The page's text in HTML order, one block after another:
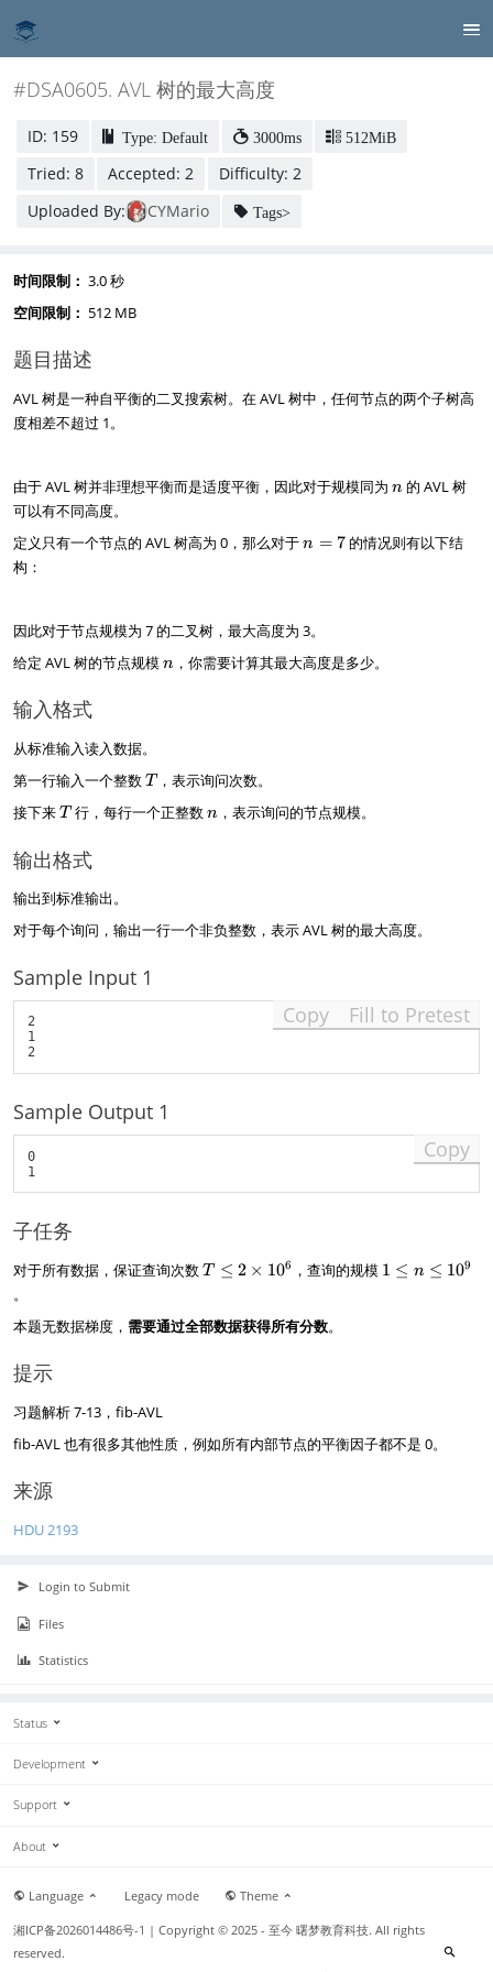
#DSA0605. AVL 树的最大高度
ID: 159 Type: Default 3000ms 512MiB
Tried: 8 Accepted: 2
Difficulty: 2
Uploaded By:
CYMario Tags>
时间限制： 3.0 秒
空间限制： 512 MB
题目描述
AVL 树是一种自平衡的二叉搜索树。在 AVL 树中，任何节点的两个子树高
度相差不超过 1。
由于 AVL 树并非理想平衡而是适度平衡，因此对于规模同为n
n 的 AVL 树
可以有不同高度。
定义只有一个节点的 AVL 树高为 0，那么对于n
n = 7的情况则有以下结
构：
因此对于节点规模为 7 的二叉树，最大高度为 3。
给定 AVL 树的节点规模n
n ，你需要计算其最大高度是多少。
输入格式
从标准输入读入数据。
第一行输入一个整数T
T ，表示询问次数。
接下来T
T 行，每行一个正整数n
n ，表示询问的节点规模。
输出格式
输出到标准输出。
对于每个询问，输出一行一个非负整数，表示 AVL 树的最大高度。
Sample Input 1
2
1
2
Copy Fill to Pretest
Sample Output 1
0
Copy
子任务
对于所有数据，保证查询次数T
2
0
T ≤ 2 × 106 ，查询的规模 1
0
1 ≤ n ≤ 109
。
本题无数据梯度，需要通过全部数据获得所有分数。
提示
习题解析 7-13，fib-AVL
fib-AVL 也有很多其他性质，例如所有内部节点的平衡因子都不是 0。
来源
HDU 2193
Login to Submit
Files
Statistics
Status
Development
Support
About
Language Legacy mode Theme
湘ICP备2026014486号-1 | Copyright © 2025 - 至今 曙梦教育科技. All rights
reserved.